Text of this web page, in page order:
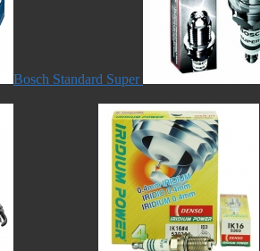
Bosch Standard Super